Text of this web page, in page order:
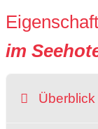
im
Überblick